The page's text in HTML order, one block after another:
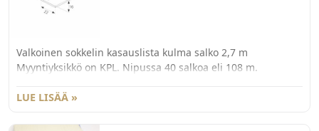
Valkoinen sokkelin kasauslista kulma salko 2,7 m
Myyntiyksikkö on KPL. Nipussa 40 salkoa eli 108 m.
LUE LISÄÄ »